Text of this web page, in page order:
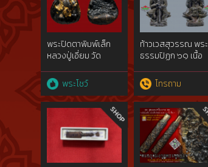
พระปิดตาพิมพ์เล็ก
หลวงปู่เอี่ยม วัด
พระโชว์
ท้าวเวสสุวรรณ พระ
ธรรมปิฏก ๖๑ เนื้อ
วราราม กรุงเทพ
โทรถาม